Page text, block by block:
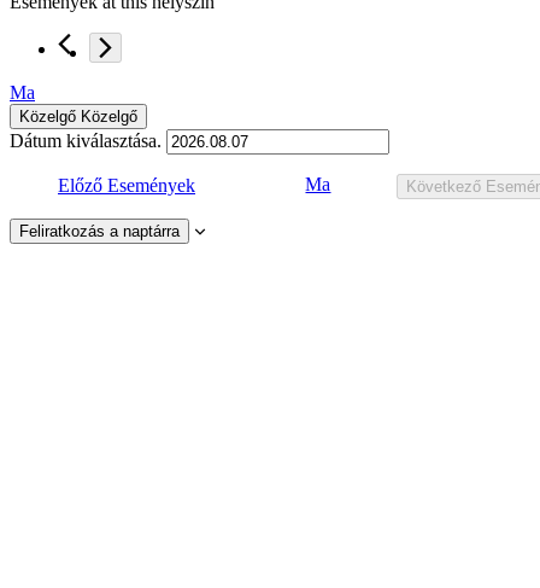
Ma
Közelgő Közelgő
Dátum kiválasztása.
Előző Események Ma Következő
Feliratkozás a naptárra